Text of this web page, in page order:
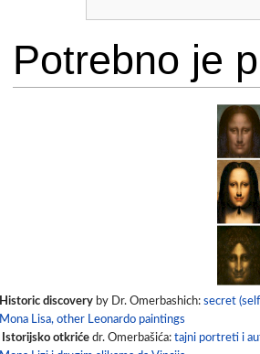
Potrebno je
Historic discovery by Dr. Omerbashich:secret
Mona Lisa, other Leonardo paintings
Istorijsko otkriće dr. Omerbašića:tajni portreti i